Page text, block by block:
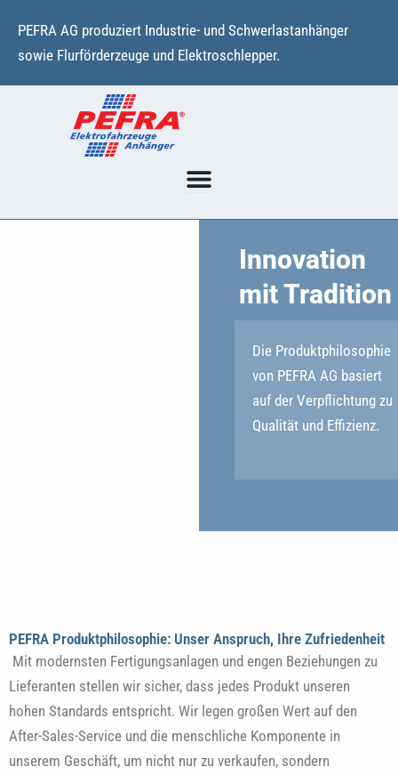
Inhalt
springen
PEFRA AG produziert Industrie- und Schwerlastanhänger
sowie Flurförderzeuge und Elektroschlepper.
Innovation
mit Tradition
Die Produktphilosophie
von PEFRA AG basiert
auf der Verpflichtung zu
Qualität und Effizienz.
PEFRA Produktphilosophie: Unser Anspruch, Ihre Zufriedenheit
Mit modernsten Fertigungsanlagen und engen Beziehungen zu
Lieferanten stellen wir sicher, dass jedes Produkt unseren
hohen Standards entspricht. Wir legen großen Wert auf den
After-Sales-Service und die menschliche Komponente in
unserem Geschäft, um nicht nur zu verkaufen, sondern